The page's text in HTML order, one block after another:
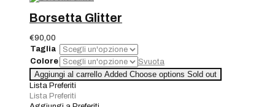
e
giacca
con
inserti
ricamati
quantità
Borsetta Glitter
€90,00
Taglia
Colore
Svuota
Borsetta
Glitter
quantità
Aggiungi al carrello Added Choose options Sold out
Lista Preferiti
Lista Preferiti